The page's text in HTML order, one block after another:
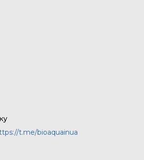
t.me/bioaquainua